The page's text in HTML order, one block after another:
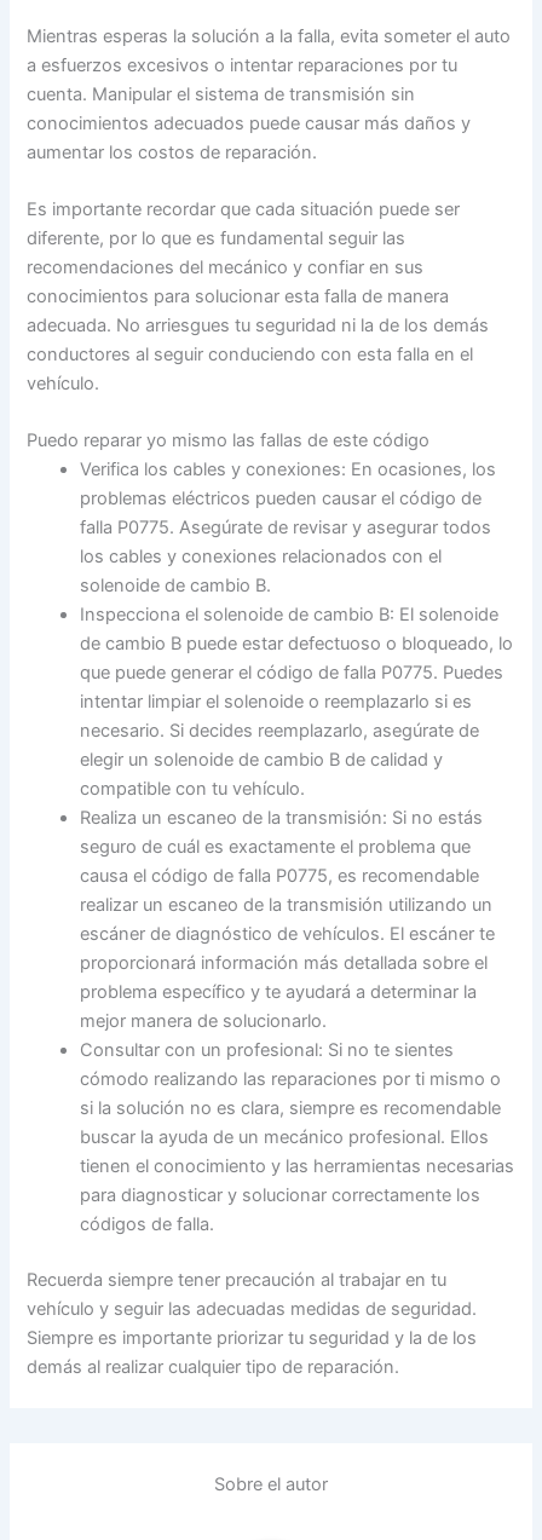
Mientras esperas la solución a la falla, evita someter el auto
a esfuerzos excesivos o intentar reparaciones por tu
cuenta. Manipular el sistema de transmisión sin
conocimientos adecuados puede causar más daños y
aumentar los costos de reparación.
Es importante recordar que cada situación puede ser
diferente, por lo que es fundamental seguir las
recomendaciones del mecánico y confiar en sus
conocimientos para solucionar esta falla de manera
adecuada. No arriesgues tu seguridad ni la de los demás
conductores al seguir conduciendo con esta falla en el
vehículo.
Puedo reparar yo mismo las fallas de este código
Verifica los cables y conexiones: En ocasiones, los
problemas eléctricos pueden causar el código de
falla P0775. Asegúrate de revisar y asegurar todos
los cables y conexiones relacionados con el
solenoide de cambio B.
Inspecciona el solenoide de cambio B: El solenoide
de cambio B puede estar defectuoso o bloqueado, lo
que puede generar el código de falla P0775. Puedes
intentar limpiar el solenoide o reemplazarlo si es
necesario. Si decides reemplazarlo, asegúrate de
elegir un solenoide de cambio B de calidad y
compatible con tu vehículo.
Realiza un escaneo de la transmisión: Si no estás
seguro de cuál es exactamente el problema que
causa el código de falla P0775, es recomendable
realizar un escaneo de la transmisión utilizando un
escáner de diagnóstico de vehículos. El escáner te
proporcionará información más detallada sobre el
problema específico y te ayudará a determinar la
mejor manera de solucionarlo.
Consultar con un profesional: Si no te sientes
cómodo realizando las reparaciones por ti mismo o
si la solución no es clara, siempre es recomendable
buscar la ayuda de un mecánico profesional. Ellos
tienen el conocimiento y las herramientas necesarias
para diagnosticar y solucionar correctamente los
códigos de falla.
Recuerda siempre tener precaución al trabajar en tu
vehículo y seguir las adecuadas medidas de seguridad.
Siempre es importante priorizar tu seguridad y la de los
demás al realizar cualquier tipo de reparación.
Sobre el autor